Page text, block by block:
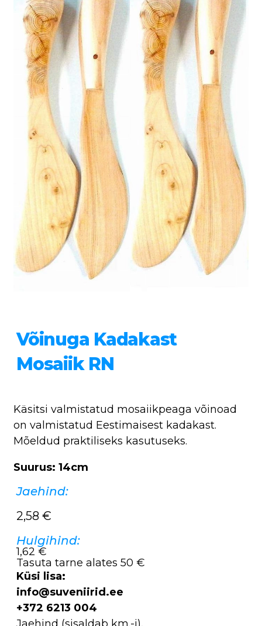
Võinuga Kadakast
Mosaiik RN
Käsitsi valmistatud mosaiikpeaga võinoad
on valmistatud Eestimaisest kadakast.
Mõeldud praktiliseks kasutuseks.
Suurus: 14cm
Jaehind:
2,58 €
Hulgihind:
1,62 €
Tasuta tarne alates 50 €
Küsi lisa:
info@suveniirid.ee
+372 6213 004